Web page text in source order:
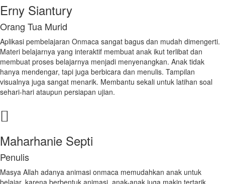
Erny Siantury
Orang Tua Murid
Aplikasi pembelajaran Onmaca sangat bagus dan mudah dimengerti.
Materi belajarnya yang interaktif membuat anak ikut terlibat dan
membuat proses belajarnya menjadi menyenangkan. Anak tidak
hanya mendengar, tapi juga berbicara dan menulis. Tampilan
visualnya juga sangat menarik. Membantu sekali untuk latihan soal
sehari-hari ataupun persiapan ujian.
Maharhanie Septi
Penulis
Masya Allah adanya animasi onmaca memudahkan anak untuk
belajar, karena berbentuk animasi, anak-anak juga makin tertarik